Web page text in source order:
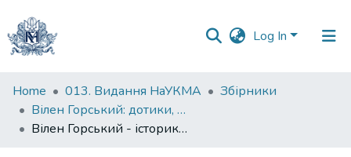
Log In
Communities
&
Collections
Home 013. Видання НаУКМА
Збірники
Вілен Горський: дотики, смисли, споглядання
Вілен Горський - історик української філософії